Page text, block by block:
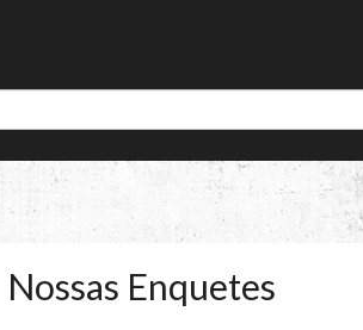
Nossas Enquetes